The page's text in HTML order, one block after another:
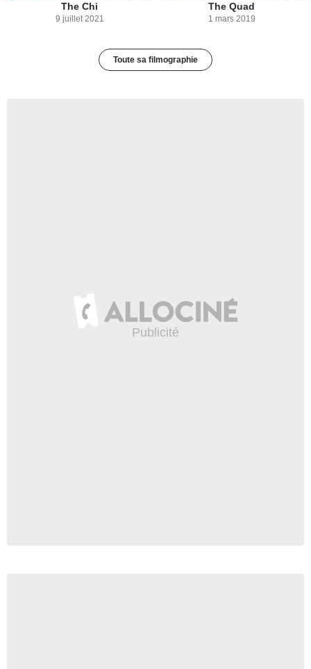
The Chi
9 juillet 2021
The Quad
1 mars 2019
Toute sa filmographie